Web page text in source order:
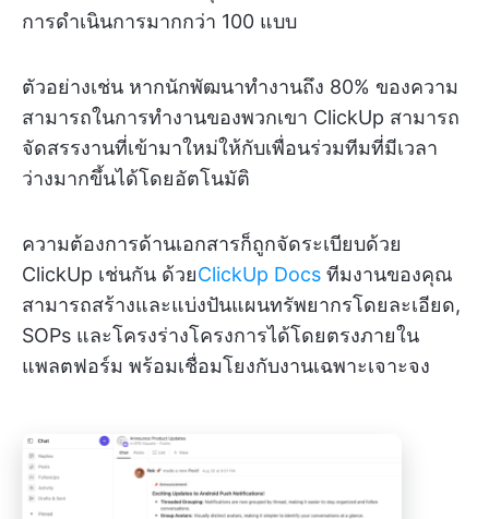
การดำเนินการมากกว่า 100 แบบ
ตัวอย่างเช่น หากนักพัฒนาทำงานถึง 80% ของความ
สามารถในการทำงานของพวกเขา ClickUp สามารถ
จัดสรรงานที่เข้ามาใหม่ให้กับเพื่อนร่วมทีมที่มีเวลา
ว่างมากขึ้นได้โดยอัตโนมัติ
ความต้องการด้านเอกสารก็ถูกจัดระเบียบด้วย
ClickUp เช่นกัน ด้วยClickUp Docs ทีมงานของคุณ
สามารถสร้างและแบ่งปันแผนทรัพยากรโดยละเอียด,
SOPs และโครงร่างโครงการได้โดยตรงภายใน
แพลตฟอร์ม พร้อมเชื่อมโยงกับงานเฉพาะเจาะจง